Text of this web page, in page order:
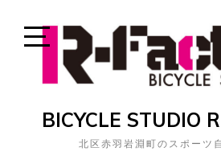
Open
Sidebar
BICYCLE STUDIO
北区赤羽岩淵町のスポーツ